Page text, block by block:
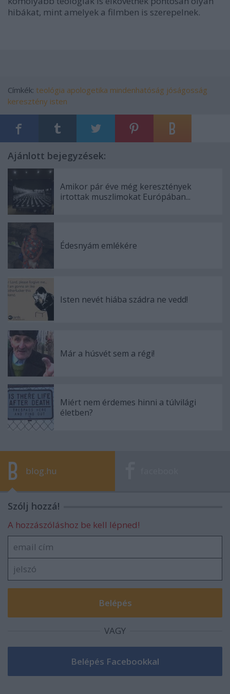
hibákat, mint amelyek a filmben is szerepelnek.
Címkék: teológia apologetika mindenhatóság jóságosság
keresztény isten
Ajánlott bejegyzések:
Amikor pár éve még keresztények
irtottak muszlimokat Európában...
Édesnyám emlékére
Isten nevét hiába szádra ne vedd!
Már a húsvét sem a régi!
Miért nem érdemes hinni a túlvilági
életben?
blog.hu
Szólj hozzá!
A hozzászóláshoz be kell lépned!
VAGY